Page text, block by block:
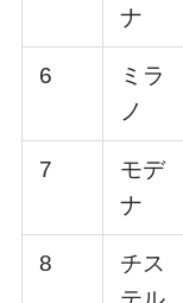
ナ
6
ミラ
ノ
7
モデ
ナ
8
チス